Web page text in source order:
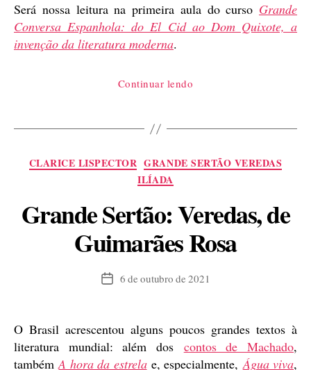
Será nossa leitura na primeira aula do curso Grande
Conversa Espanhola: do El Cid ao Dom Quixote, a
invenção da literatura moderna.
Continuar lendo
Cid,
Categorias
CLARICE LISPECTOR GRANDE SERTÃO VEREDAS
ILÍADA
Grande Sertão: Veredas, de
Guimarães Rosa
Data6 de outubro de 2021
O Brasil acrescentou alguns poucos grandes textos à
literatura mundial: além dos contos de Machado,
tambémA hora da estrelae, especialmente,Água viva,